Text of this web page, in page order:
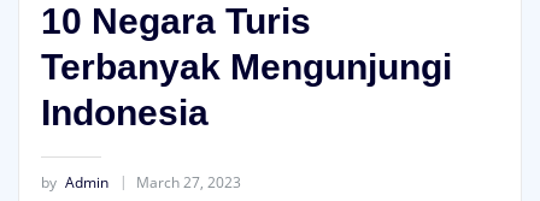
10 Negara Turis
Terbanyak Mengunjungi
Indonesia
by Admin March 27, 2023